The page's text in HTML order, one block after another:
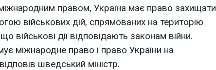
міжнародним правом, Україна має право захищати
військових дій, спрямованих на територію
військові дії відповідають законам війни.
міжнародне право і право України на
шведський міністр.